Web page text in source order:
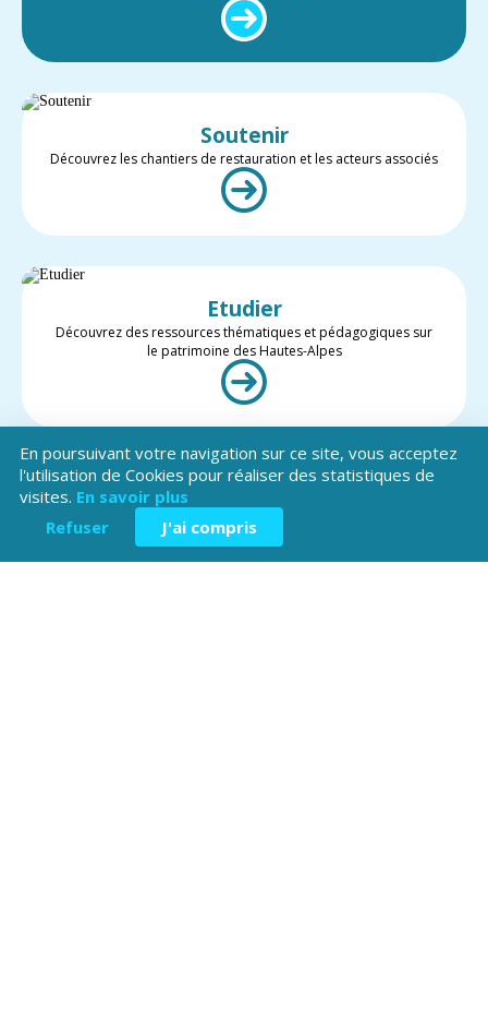
Soutenir
Découvrez les chantiers de restauration et les acteurs associés
Etudier
Découvrez des ressources thématiques et pédagogiques sur
le patrimoine des Hautes-Alpes
Valoriser
Restez informé des projets et des actualités du patrimoine des
Hautes-Alpes
En poursuivant votre navigation sur ce site, vous acceptez
l'utilisation de Cookies pour réaliser des statistiques de
visites. En savoir plus
Refuser
J'ai compris